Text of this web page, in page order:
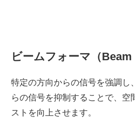
ビームフォーマ（Beam
特定の方向からの信号を強調し
らの信号を抑制することで、空
ストを向上させます。